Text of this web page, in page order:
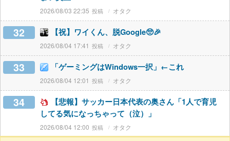
2026/08/03 22:35 オタク
32 【祝】ワイくん、脱Google🥺🎉
2026/08/04 17:41 オタク
33 「ゲーミングはWindows一択」←これ
2026/08/04 12:01 オタク
34
【悲報】サッカー日本代表の奥さん「1人で育児
してる気になっちゃって（泣）」
2026/08/04 12:00 オタク